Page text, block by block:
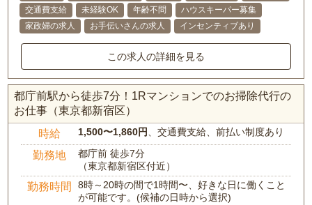
交通費支給
未経験OK 年齢不問
ハウスキーパー募集
家政婦の求人
お手伝いさんの求人 インセンティブあり
この求人の詳細を見る
都庁前駅から徒歩7分！1Rマンションでのお掃除代行の
お仕事（東京都新宿区）
時給 1,500〜1,860円 、交通費支給、前払い制度あり
勤務地
都庁前 徒歩7分
（東京都新宿区付近）
勤務時間
8時～20時の間で1時間〜、好きな日に働くこと
が可能です。(候補の日時から選択)